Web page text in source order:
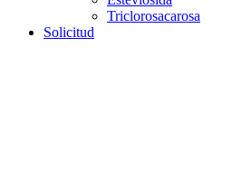
Triclorosacarosa
Solicitud